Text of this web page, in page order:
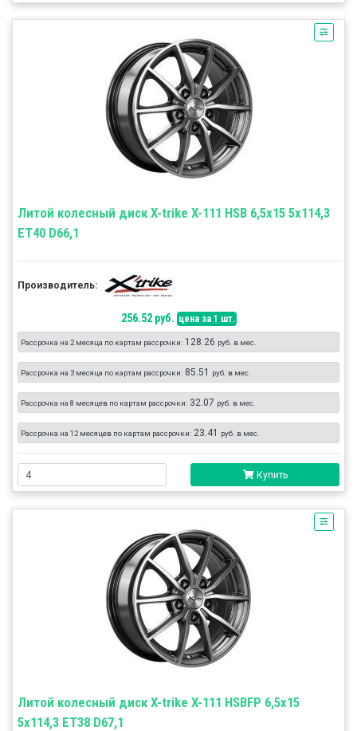
Литой колесный диск X-trike X-111 HSB 6,5x15 5x114,3
ET40 D66,1
Производитель:
256.52 руб. цена за 1 шт.
Рассрочка на 2 месяца по картам рассрочки: 128.26 руб. в мес.
Рассрочка на 3 месяца по картам рассрочки: 85.51 руб. в мес.
Рассрочка на 8 месяцев по картам рассрочки: 32.07 руб. в мес.
Рассрочка на 12 месяцев по картам рассрочки: 23.41 руб. в мес.
Купить
Литой колесный диск X-trike X-111 HSBFP 6,5x15
5x114,3 ET38 D67,1